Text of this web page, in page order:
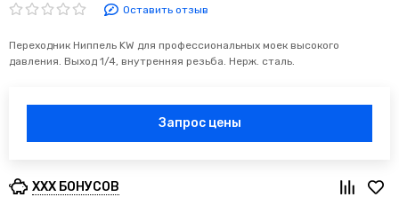
Оставить отзыв
Переходник Ниппель KW для профессиональных моек высокого
давления. Выход 1/4, внутренняя резьба. Нерж. сталь.
Запрос цены
XXX БОНУСОВ